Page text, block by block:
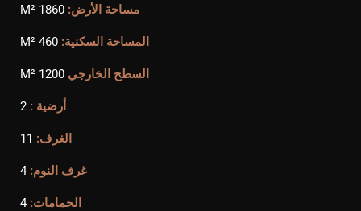
مساحة الأرض: 1860 M²
المساحة السكنية: 460 M²
السطح الخارجي 1200 M²
أرضية : 2
الغرف: 11
غرف النوم: 4
الحمامات: 4